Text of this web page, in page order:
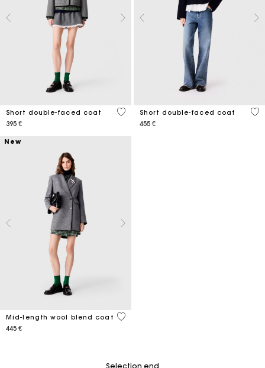
Short double-faced coat
395 €
4,4 out of 5 Customer Rating
Short double-faced coat
455 €
4,1
New
Mid-length wool blend coat
445 €
5 out of 5 Customer Rating
Selection end